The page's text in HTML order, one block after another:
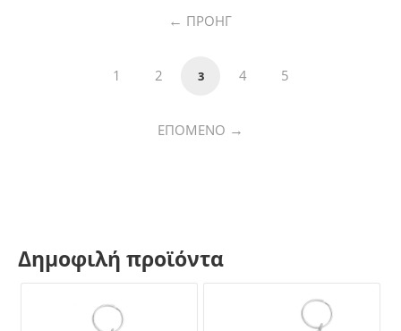
ΠΡΟΗΓ
1 2 3 4 5
ΕΠΌΜΕΝΟ
Δημοφιλή προϊόντα